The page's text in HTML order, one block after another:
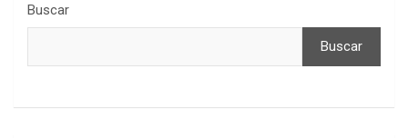
Buscar
Buscar